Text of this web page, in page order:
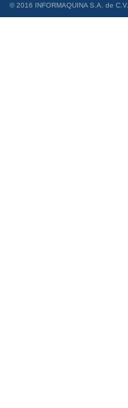
© 2016 INFORMAQUINA S.A. de C.V.